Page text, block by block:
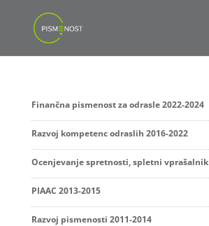
Finančna pismenost za odrasle 2022-2024
Razvoj kompetenc odraslih 2016-2022
Ocenjevanje spretnosti, spletni vprašalnik
PIAAC 2013-2015
Razvoj pismenosti 2011-2014